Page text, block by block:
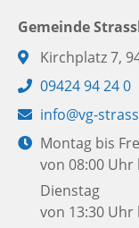
Gemeinde
Adresse:
Kirchplatz 7,
Telefon:
09424 94 24 0
E-
Mail:
info@vg-
Öffnungszeiten:
Montag bis
von 08:00 Uhr
Dienstag
von 13:30 Uhr